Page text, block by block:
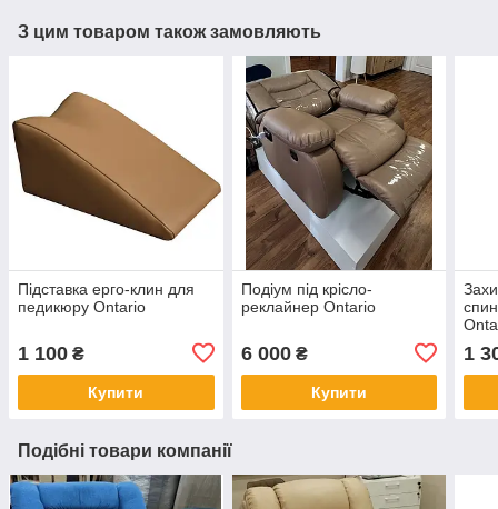
З цим товаром також замовляють
Підставка ерго-клин для
педикюру Ontario
1 100 ₴
Купити
Подіум під крісло-
реклайнер Ontario
6 000₴
Купити
1
Подібні товари компанії